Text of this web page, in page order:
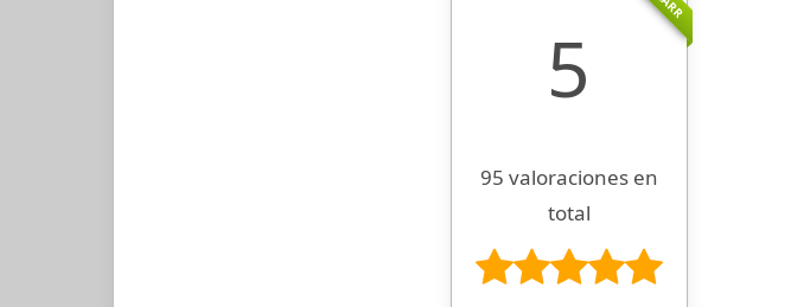
5
95 valoraciones en
total